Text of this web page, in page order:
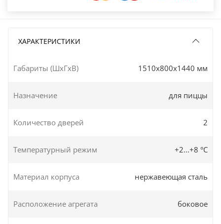
ХАРАКТЕРИСТИКИ
Габариты (ШxГxВ) 1510x800x1440 мм
Назначение для пиццы
Количество дверей 2
Температурный режим +2...+8 °C
Материал корпуса нержавеющая сталь
Расположение агрегата боковое